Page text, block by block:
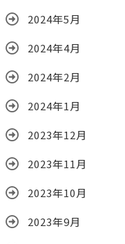
2024年5月
2024年4月
2024年2月
2024年1月
2023年12月
2023年11月
2023年10月
2023年9月